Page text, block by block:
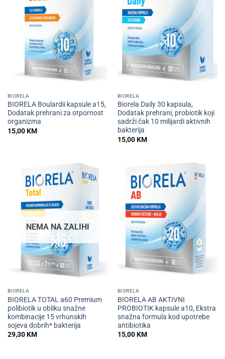
BIORELA
BIORELA Boulardii kapsule a15,
Dodatak prehrani za otpornost
organizma
15,00KM
BIORELA
Biorela Daily 30 kapsula,
Dodatak prehrani, probiotik koji
sadrži čak 10 milijardi aktivnih
bakterija
15,00KM
NEMA NA ZALIHI
BIORELA
BIORELA TOTAL a60 Premium
polibiotik u obliku snažne
kombinacije 15 vrhunskih
sojeva dobrih* bakterija
29,30KM
BIORELA
BIORELA AB AKTIVNI
PROBIOTIK kapsule a10, Ekstra
snažna formula kod upotrebe
antibiotika
15,00KM